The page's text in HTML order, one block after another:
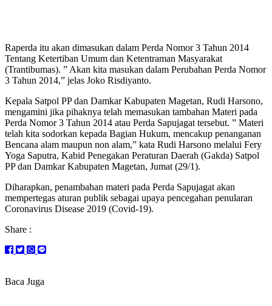
Raperda itu akan dimasukan dalam Perda Nomor 3 Tahun 2014
Tentang Ketertiban Umum dan Ketentraman Masyarakat
(Trantibumas). ” Akan kita masukan dalam Perubahan Perda Nomor
3 Tahun 2014,” jelas Joko Risdiyanto.
Kepala Satpol PP dan Damkar Kabupaten Magetan, Rudi Harsono,
mengamini jika pihaknya telah memasukan tambahan Materi pada
Perda Nomor 3 Tahun 2014 atau Perda Sapujagat tersebut. ” Materi
telah kita sodorkan kepada Bagian Hukum, mencakup penanganan
Bencana alam maupun non alam,” kata Rudi Harsono melalui Fery
Yoga Saputra, Kabid Penegakan Peraturan Daerah (Gakda) Satpol
PP dan Damkar Kabupaten Magetan, Jumat (29/1).
Diharapkan, penambahan materi pada Perda Sapujagat akan
mempertegas aturan publik sebagai upaya pencegahan penularan
Coronavirus Disease 2019 (Covid-19).
Share :
Baca Juga